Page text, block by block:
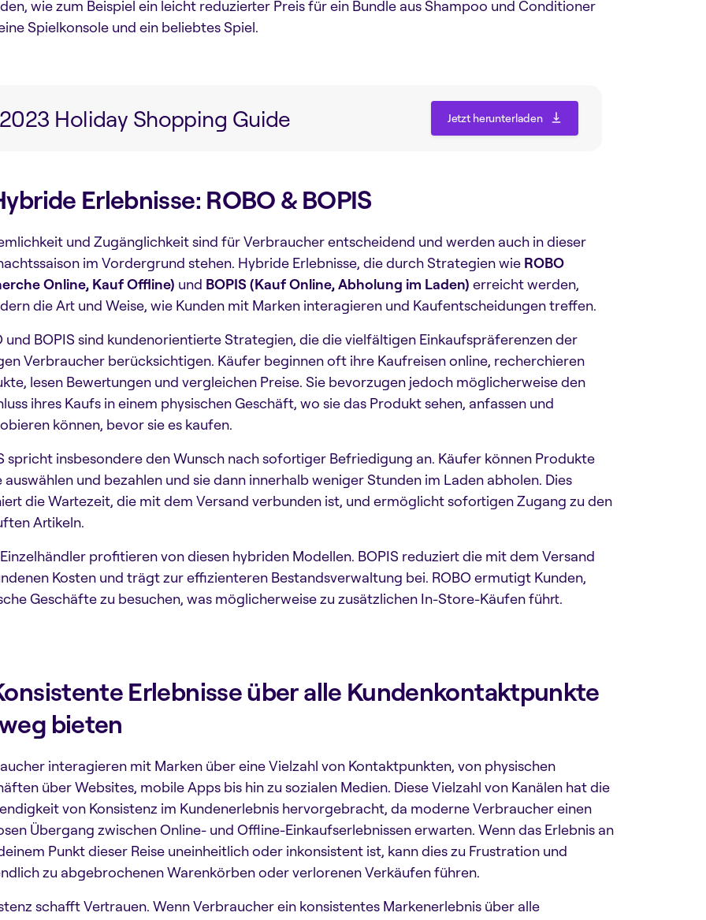
wie zum Beispiel ein leicht reduzierter Preis für ein Bundle aus Shampoo und Conditioner
Spielkonsole und ein beliebtes Spiel.
2023 Holiday Shopping Guide Jetzt herunterladen
Erlebnisse: ROBO & BOPIS
und Zugänglichkeit sind für Verbraucher entscheidend und werden auch in dieser
im Vordergrund stehen. Hybride Erlebnisse, die durch Strategien wie ROBO
Online, Kauf Offline) und BOPIS (Kauf Online, Abholung im Laden) erreicht werden,
die Art und Weise, wie Kunden mit Marken interagieren und Kaufentscheidungen treffen.
und BOPIS sind kundenorientierte Strategien, die die vielfältigen Einkaufspräferenzen der
Verbraucher berücksichtigen. Käufer beginnen oft ihre Kaufreisen online, recherchieren
lesen Bewertungen und vergleichen Preise. Sie bevorzugen jedoch möglicherweise den
ihres Kaufs in einem physischen Geschäft, wo sie das Produkt sehen, anfassen und
können, bevor sie es kaufen.
spricht insbesondere den Wunsch nach sofortiger Befriedigung an. Käufer können Produkte
auswählen und bezahlen und sie dann innerhalb weniger Stunden im Laden abholen. Dies
die Wartezeit, die mit dem Versand verbunden ist, und ermöglicht sofortigen Zugang zu den
Artikeln.
profitieren von diesen hybriden Modellen. BOPIS reduziert die mit dem Versand
Kosten und trägt zur effizienteren Bestandsverwaltung bei. ROBO ermutigt Kunden,
Geschäfte zu besuchen, was möglicherweise zu zusätzlichen In-Store-Käufen führt.
Erlebnisse über alle Kundenkontaktpunkte
bieten
interagieren mit Marken über eine Vielzahl von Kontaktpunkten, von physischen
über Websites, mobile Apps bis hin zu sozialen Medien. Diese Vielzahl von Kanälen hat die
von Konsistenz im Kundenerlebnis hervorgebracht, da moderne Verbraucher einen
Übergang zwischen Online- und Offline-Einkaufserlebnissen erwarten. Wenn das Erlebnis an
Punkt dieser Reise uneinheitlich oder inkonsistent ist, kann dies zu Frustration und
zu abgebrochenen Warenkörben oder verlorenen Verkäufen führen.
schafft Vertrauen. Wenn Verbraucher ein konsistentes Markenerlebnis über alle